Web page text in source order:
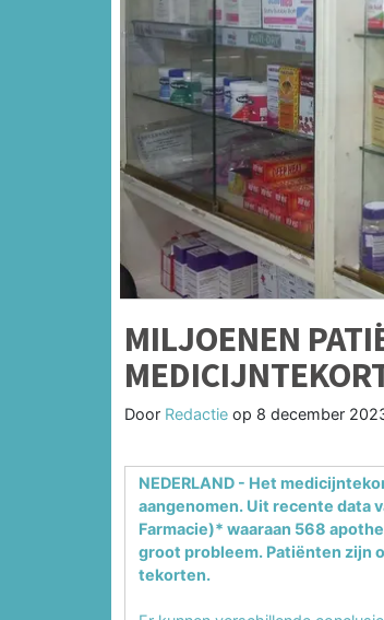
MILJOENEN
Door Redactie op 8 december
NEDERLAND - Het
aangenomen. Uit recente data
Farmacie)* waaraan 568
groot probleem. Patiënten zijn
tekorten.